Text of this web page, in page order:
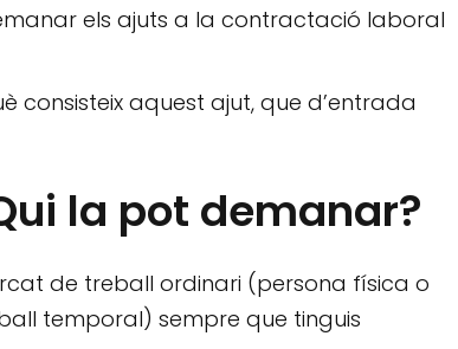
els ajuts a la contractació laboral
consisteix aquest ajut, que d’entrada
la pot demanar?
de treball ordinari (persona física o
temporal) sempre que tinguis